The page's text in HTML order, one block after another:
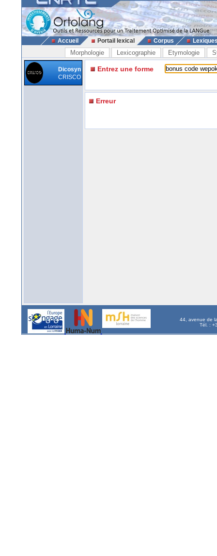
Accueil Portail lexical Corpus
Morphologie Lexicographie Etymologie
Dicosyn
CRISCO
Entrez une forme
Erreur
44, avenue de
Tél. :